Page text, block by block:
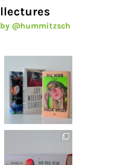
@hummitzsch